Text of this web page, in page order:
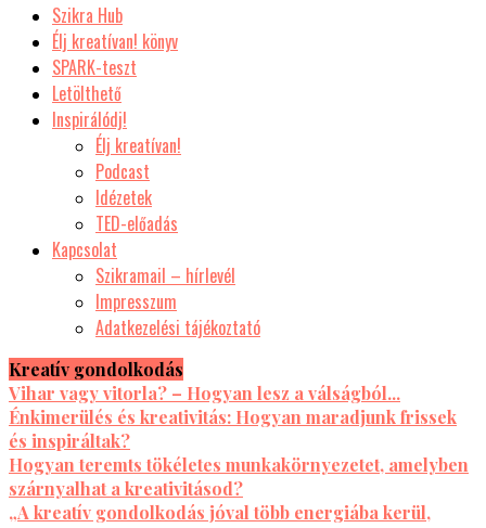
Szikra Hub
Élj kreatívan! könyv
SPARK-teszt
Letölthető
Inspirálódj!
Élj kreatívan!
Podcast
Idézetek
TED-előadás
Kapcsolat
Szikramail – hírlevél
Impresszum
Adatkezelési tájékoztató
Kreatív gondolkodás
Vihar vagy vitorla? – Hogyan lesz a válságból...
Énkimerülés és kreativitás: Hogyan maradjunk frissek
és inspiráltak?
Hogyan teremts tökéletes munkakörnyezetet, amelyben
szárnyalhat a kreativitásod?
„A kreatív gondolkodás jóval több energiába kerül,